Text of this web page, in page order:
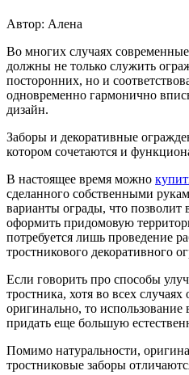
Автор: Алена
Во многих случаях
должны не только служить
посторонних, но и
одновременно гармонично
дизайн.
Заборы и декоративные
котором сочетаются и
В настоящее время можно
сделанного собственными
варианты ограды, что позволит
оформить придомовую
потребуется лишь проведение
тростникового декоративного
Если говорить про способы
тростника, хотя во всех
оригинально, то
придать еще большую
Помимо натуральности,
тростниковые заборы